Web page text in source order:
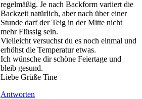
regel­mä­ßig. Je nach Back­form vari­iert die
Back­zeit natür­lich, aber nach über einer
Stun­de darf der Teig in der Mit­te nicht
mehr Flüs­sig sein.
Viel­leicht ver­suchst du es noch ein­mal und
erhöhst die Tem­pe­ra­tur etwas.
Ich wün­sche dir schö­ne Fei­er­ta­ge und
bleib gesund.
Lie­be Grü­ße Tine
Antworten